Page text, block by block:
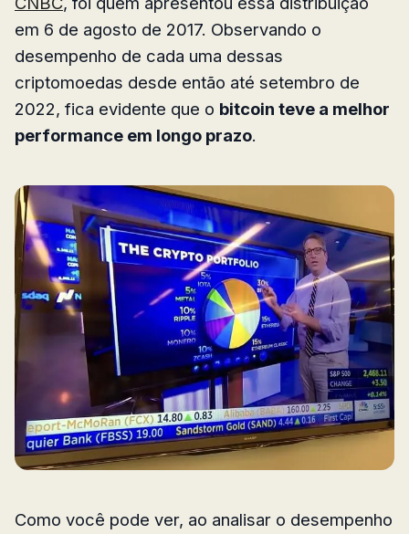
em 6 de agosto de 2017. Observando o
desempenho de cada uma dessas
criptomoedas desde então até setembro de
2022, fica evidente que o bitcoin teve a melhor
performance em longo prazo.
Como você pode ver, ao analisar o desempenho